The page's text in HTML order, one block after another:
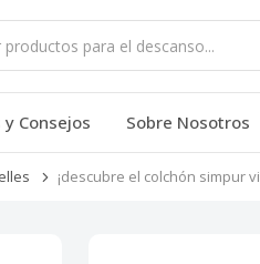
y Consejos Sobre Nosotros
¡descubre el colchón simpur